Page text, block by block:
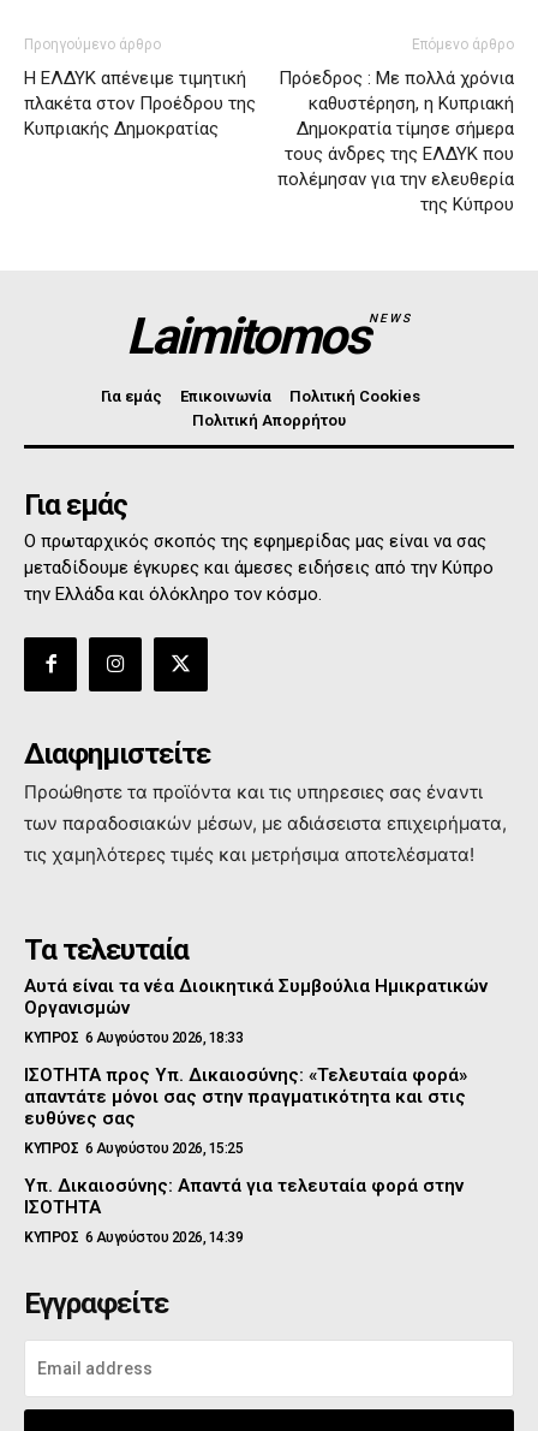
Προηγούμενο άρθρο
Η ΕΛΔΥΚ απένειμε τιμητική
πλακέτα στον Προέδρου της
Κυπριακής Δημοκρατίας
Επόμενο άρθρο
Πρόεδρος : Με πολλά χρόνια
καθυστέρηση, η Κυπριακή
Δημοκρατία τίμησε σήμερα
τους άνδρες της ΕΛΔΥΚ που
πολέμησαν για την ελευθερία
της Κύπρου
LaimitomosNEWS
Για εμάς Επικοινωνία
Πολιτική Cookies
Πολιτική Απορρήτου
Για εμάς
Ο πρωταρχικός σκοπός της εφημερίδας μας είναι να σας
μεταδίδουμε έγκυρες και άμεσες ειδήσεις από την Κύπρο
την Ελλάδα και όλόκληρο τον κόσμο.
Διαφημιστείτε
Προώθηστε τα προϊόντα και τις υπηρεσιες σας έναντι
των παραδοσιακών μέσων, με αδιάσειστα επιχειρήματα,
τις χαμηλότερες τιμές και μετρήσιμα αποτελέσματα!
Τα τελευταία
Αυτά είναι τα νέα Διοικητικά Συμβούλια Ημικρατικών
Οργανισμών
ΚΥΠΡΟΣ 6 Αυγούστου 2026, 18:33
ΙΣΟΤΗΤΑ προς Υπ. Δικαιοσύνης: «Τελευταία φορά»
απαντάτε μόνοι σας στην πραγματικότητα και στις
ευθύνες σας
ΚΥΠΡΟΣ 6 Αυγούστου 2026, 15:25
Υπ. Δικαιοσύνης: Απαντά για τελευταία φορά στην
ΙΣΟΤΗΤΑ
ΚΥΠΡΟΣ 6 Αυγούστου 2026, 14:39
Εγγραφείτε